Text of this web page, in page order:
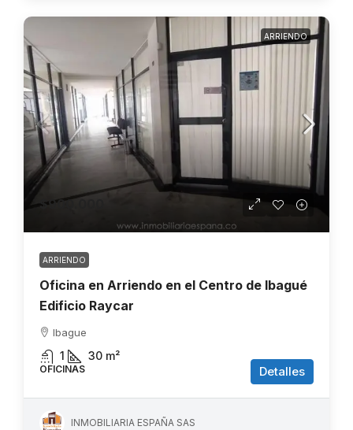
ARRIENDO
$900.000
ARRIENDO
Oficina en Arriendo en el Centro de Ibagué
Edificio Raycar
Ibague
1 30 m²
OFICINAS Detalles
INMOBILIARIA ESPAÑA SAS